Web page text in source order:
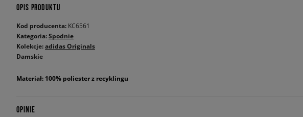
OPIS PRODUKTU
Kod producenta: KC6561
Kategoria:Spodnie
Kolekcje:adidas Originals
Damskie
Materiał: 100% poliester z recyklingu
OPINIE